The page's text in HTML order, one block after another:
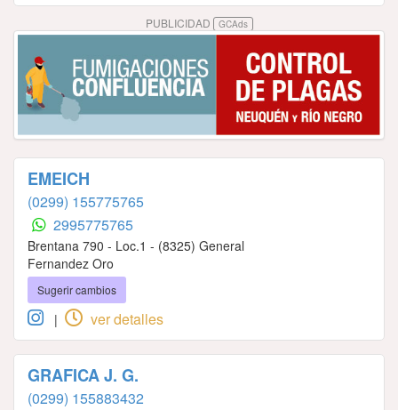
PUBLICIDAD GCAds
EMEICH
(0299) 155775765
2995775765
Brentana 790 - Loc.1 - (8325) General
Fernandez Oro
Sugerir cambios
| ver detalles
GRAFICA J. G.
(0299) 155883432